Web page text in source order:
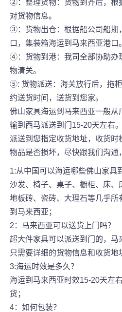
②：整理货物：货物到齐后，根
对货物信息。
③：货物出仓：根据船公司船期
口，集装箱海运到马来西亚港口。
④：货物到港：我司全部协助办
物清关。
⑤: 货物派送：海关放行后，拖
约送货时间，送货到您家。
佛山家具海运到马来西亚一般从
输到西马派送到门15-20天左右
派送到您指定收货地址，收货时
物品是否损坏，尽快跟我们沟通
1:从中国可以海运哪些佛山家具
沙发、椅子、桌子、橱柜、床、
地板砖、瓷砖、大理石等几乎所
到马来西亚；
2：马来西亚可以送货上门吗？
超大件家具可以派送到门的，马
只需要详细的货物信息和收货地
3:海运时效是多久？
海运到马来西亚时效15-20天左
货；
4：如何包装？